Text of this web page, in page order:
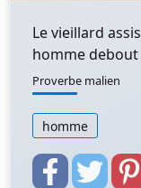
Le vieillard
homme debout
Proverbe malien
homme